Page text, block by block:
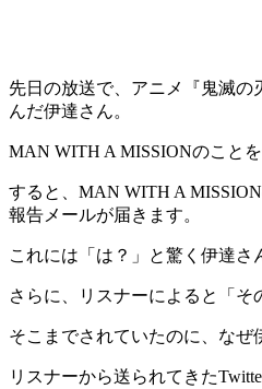
先日の放送で、アニメ『鬼滅
んだ伊達さん。
MAN WITH A MISSIONのこと
すると、MAN WITH A
報告メールが届きます。
これには「は？」と驚く伊達さ
さらに、リスナーによると「そ
そこまでされていたのに、なぜ
リスナーから送られてきた